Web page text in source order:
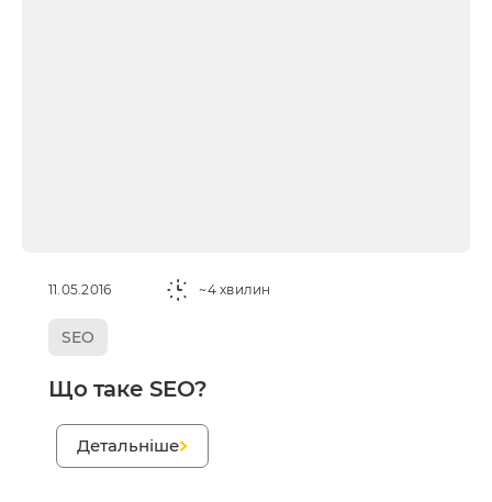
11.05.2016 ~4 хвилин
SEO
Що таке SEO?
Детальніше